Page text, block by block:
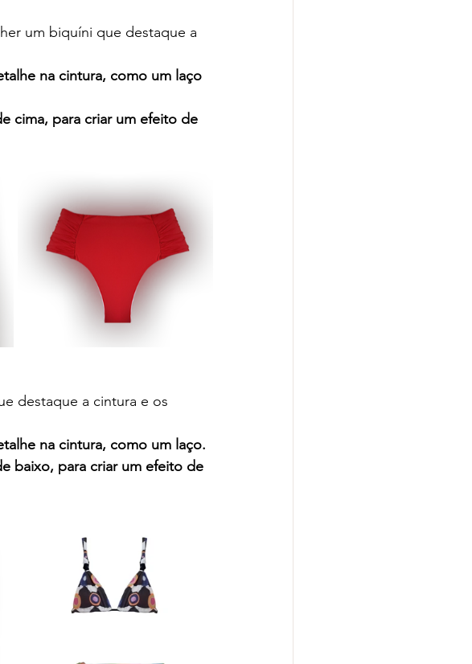
um biquíni que destaque a
na cintura, como um laço
cima, para criar um efeito de
destaque a cintura e os
na cintura, como um laço.
baixo, para criar um efeito de